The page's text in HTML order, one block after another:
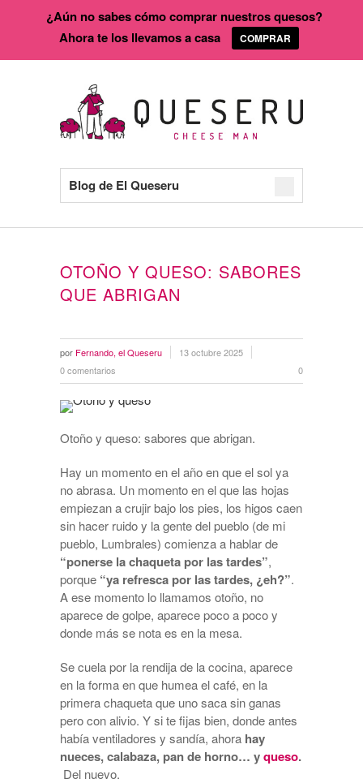
Blog de El Queseru
OTOÑO Y QUESO: SABORES
QUE ABRIGAN
por Fernando, el Queseru
13 octubre 2025
0 comentarios
0
Otoño y queso: sabores que abrigan.
Hay un momento en el año en que el sol ya
no abrasa. Un momento en el que las hojas
empiezan a crujir bajo los pies, los higos caen
sin hacer ruido y la gente del pueblo (de mi
pueblo, Lumbrales) comienza a hablar de
“ponerse la chaqueta por las tardes”,
porque “ya refresca por las tardes, ¿eh?”.
A ese momento lo llamamos otoño, no
aparece de golpe, aparece poco a poco y
donde más se nota es en la mesa.
Se cuela por la rendija de la cocina, aparece
en la forma en que humea el café, en la
primera chaqueta que uno saca sin ganas
pero con alivio. Y si te fijas bien, donde antes
había ventiladores y sandía, ahora hay
nueces, calabaza, pan de horno… yqueso.
Del nuevo.
¿Aún no sabes cómo comprar nuestros quesos?
Ahora te los llevamos a casa
COMPRAR